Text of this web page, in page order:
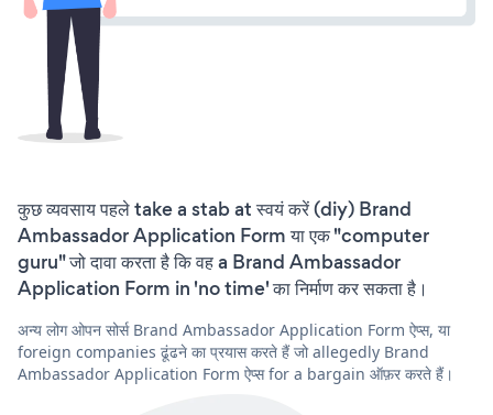
कुछ व्यवसाय पहले take a stab at स्वयं करें (diy) Brand
Ambassador Application Form या एक "computer
guru" जो दावा करता है कि वह a Brand Ambassador
Application Form in 'no time' का निर्माण कर सकता है।
अन्य लोग ओपन सोर्स Brand Ambassador Application Form ऐप्स, या
foreign companies ढूंढने का प्रयास करते हैं जो allegedly Brand
Ambassador Application Form ऐप्स for a bargain ऑफ़र करते हैं।